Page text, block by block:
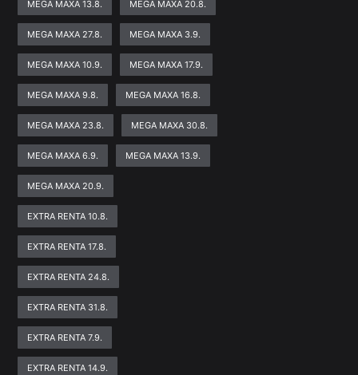
MEGA MAXA 13.8. MEGA MAXA 20.8.
MEGA MAXA 27.8. MEGA MAXA 3.9.
MEGA MAXA 10.9. MEGA MAXA 17.9.
MEGA MAXA 9.8. MEGA MAXA 16.8.
MEGA MAXA 23.8. MEGA MAXA 30.8.
MEGA MAXA 6.9. MEGA MAXA 13.9.
MEGA MAXA 20.9.
EXTRA RENTA 10.8.
EXTRA RENTA 17.8.
EXTRA RENTA 24.8.
EXTRA RENTA 31.8.
EXTRA RENTA 7.9.
EXTRA RENTA 14.9.